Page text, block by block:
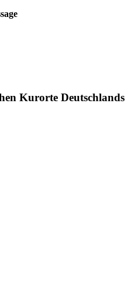
Kurorte Deutschlands